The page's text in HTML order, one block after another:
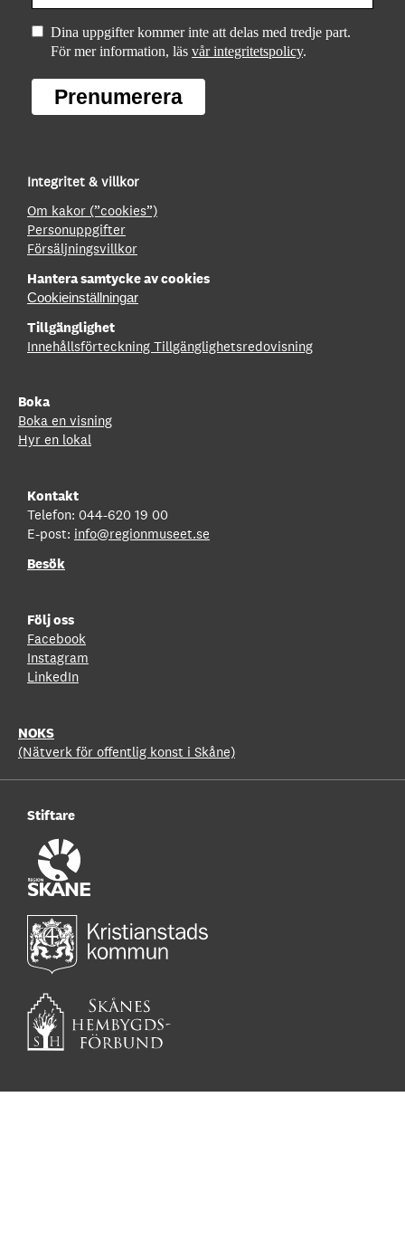
Dina uppgifter kommer inte att delas med tredje part.
För mer information, läs vår integritetspolicy.
Prenumerera
Integritet & villkor
Om kakor (”cookies”)
Personuppgifter
Försäljningsvillkor
Hantera samtycke av cookies
Cookieinställningar
Tillgänglighet
Innehållsförteckning Tillgänglighetsredovisning
Boka
Boka en visning
Hyr en lokal
Kontakt
Telefon: 044-620 19 00
E-post: info@regionmuseet.se
Besök
Följ oss
Facebook
Instagram
LinkedIn
NOKS
(Nätverk för offentlig konst i Skåne)
Stiftare